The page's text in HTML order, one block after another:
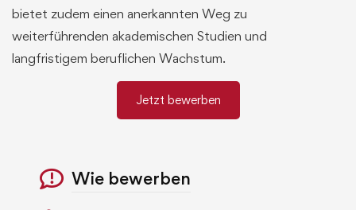
bietet zudem einen anerkannten Weg zu
weiterführenden akademischen Studien und
langfristigem beruflichen Wachstum.
Jetzt bewerben
Wie bewerben